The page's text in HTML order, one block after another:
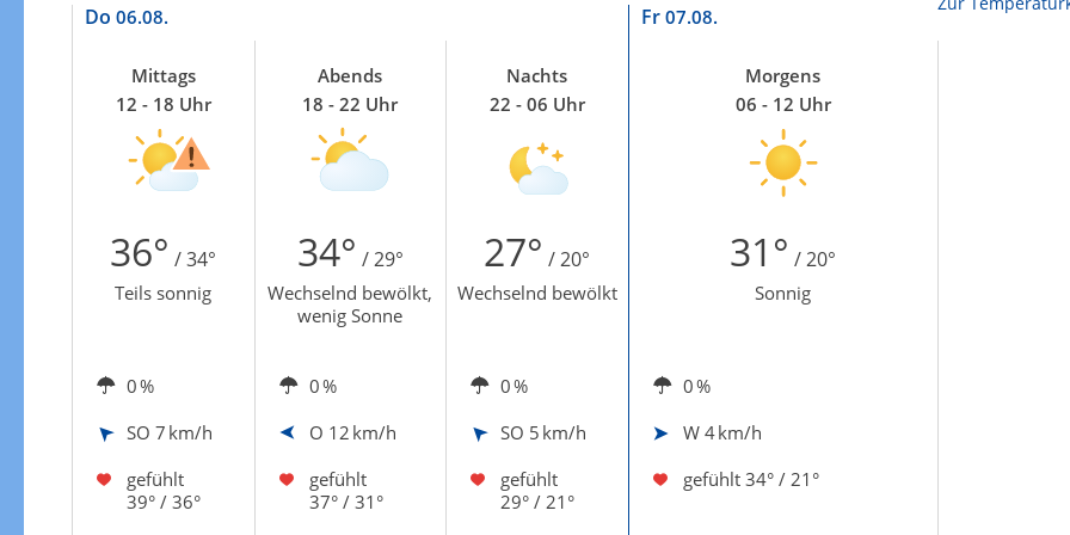
Do 06.08. Fr 07.08.
Mittags
12 - 18 Uhr
Abends
18 - 22 Uhr
Nachts
22 - 06 Uhr
Morgens
06 - 12 Uhr
36° / 34° 34° / 29° 27° / 20° 31° / 20°
Teils sonnig
Wechselnd bewölkt,
wenig Sonne
Wechselnd bewölkt Sonnig
0 % 0 % 0 %
0 %
SO 7 km/h O 12 km/h SO 5 km/h W 4 km/h
gefühlt
39° / 36°
gefühlt
37° / 31°
gefühlt
29° / 21°
gefühlt 34° / 21°